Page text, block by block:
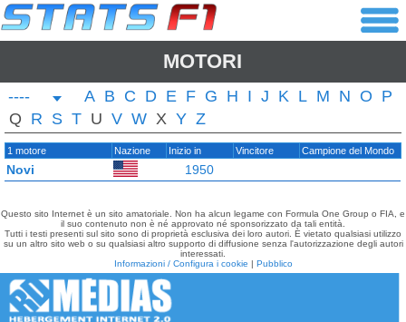
MOTORI
---- A B C D E F G H I J K L M N O P
Q R S T U V W X Y Z
1 motore Nazione Inizio in Vincitore Campione del Mondo
Novi 1950
Questo sito Internet è un sito amatoriale. Non ha alcun legame con Formula One Group o FIA, e
il suo contenuto non è né approvato né sponsorizzato da tali entità.
Tutti i testi presenti sul sito sono di proprietà esclusiva dei loro autori. È vietato qualsiasi utilizzo
su un altro sito web o su qualsiasi altro supporto di diffusione senza l'autorizzazione degli autori
interessati.
Informazioni / Configura i cookie | Pubblico